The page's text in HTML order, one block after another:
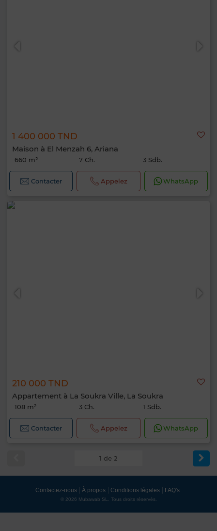
1 400 000 TND
Maison à El Menzah 6, Ariana
660 m² 7 Ch. 3 Sdb.
Contacter Appelez WhatsApp
210 000 TND
Appartement à La Soukra Ville, La Soukra
108 m² 3 Ch. 1 Sdb.
Contacter Appelez WhatsApp
1 de 2
Contactez-nous À propos Conditions légales FAQ's
© 2026 Mubawab SL. Tous droits réservés.